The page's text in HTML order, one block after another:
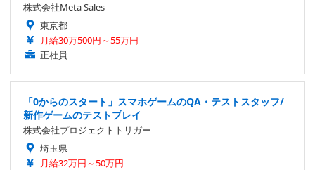
株式会社Meta Sales
東京都
月給30万500円～55万円
正社員
「0からのスタート」スマホゲームのQA・テストスタッフ/
新作ゲームのテストプレイ
株式会社プロジェクトトリガー
埼玉県
月給32万円～50万円